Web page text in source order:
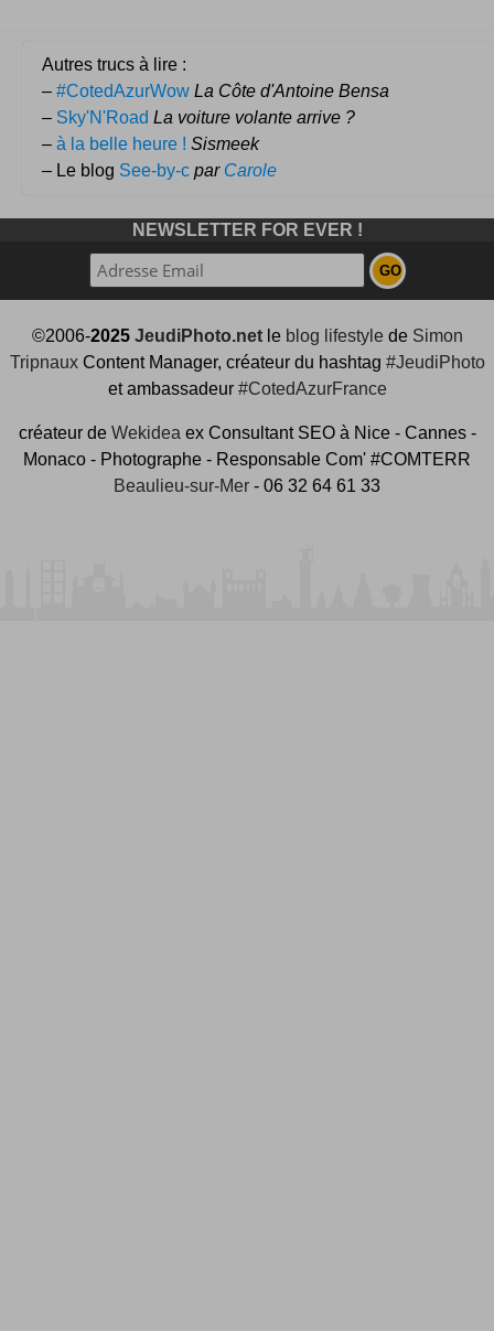
Autres trucs à lire :
– #CotedAzurWow La Côte d'Antoine Bensa
– Sky'N'Road La voiture volante arrive ?
– à la belle heure ! Sismeek
– Le blog See-by-c par Carole
NEWSLETTER FOR EVER !
©2006-2025 JeudiPhoto.netle blog lifestylede Simon
TripnauxContent Manager, créateur du hashtag #JeudiPhoto
et ambassadeur #CotedAzurFrance
créateur de Wekidea ex Consultant SEO à Nice - Cannes -
Monaco - Photographe - Responsable Com' #COMTERR
Beaulieu-sur-Mer - 06 32 64 61 33